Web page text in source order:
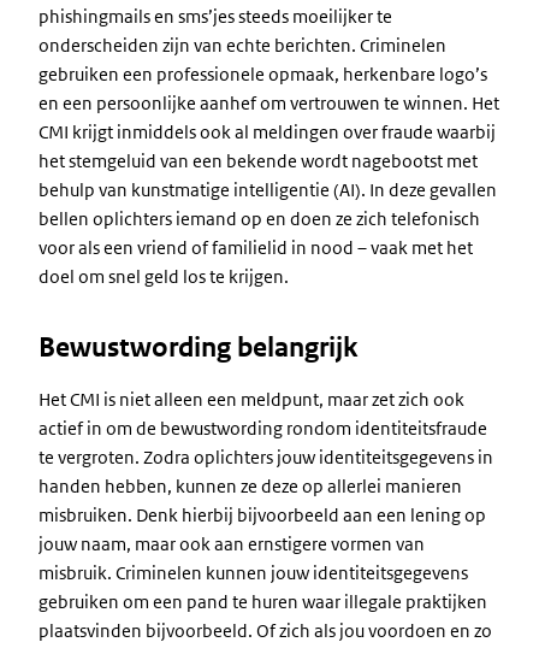
phishingmails en sms’jes steeds moeilijker te
onderscheiden zijn van echte berichten. Criminelen
gebruiken een professionele opmaak, herkenbare logo’s
en een persoonlijke aanhef om vertrouwen te winnen. Het
CMI krijgt inmiddels ook al meldingen over fraude waarbij
het stemgeluid van een bekende wordt nagebootst met
behulp van kunstmatige intelligentie (AI). In deze gevallen
bellen oplichters iemand op en doen ze zich telefonisch
voor als een vriend of familielid in nood – vaak met het
doel om snel geld los te krijgen.
Bewustwording belangrijk
Het CMI is niet alleen een meldpunt, maar zet zich ook
actief in om de bewustwording rondom identiteitsfraude
te vergroten. Zodra oplichters jouw identiteitsgegevens in
handen hebben, kunnen ze deze op allerlei manieren
misbruiken. Denk hierbij bijvoorbeeld aan een lening op
jouw naam, maar ook aan ernstigere vormen van
misbruik. Criminelen kunnen jouw identiteitsgegevens
gebruiken om een pand te huren waar illegale praktijken
plaatsvinden bijvoorbeeld. Of zich als jou voordoen en zo